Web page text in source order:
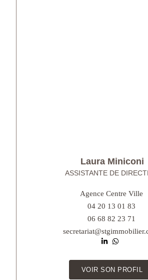
Laura Miniconi
ASSISTANTE DE
Agence Centre Ville
04 20 13 01 83
06 68 82 23 71
VOIR SON PROFIL